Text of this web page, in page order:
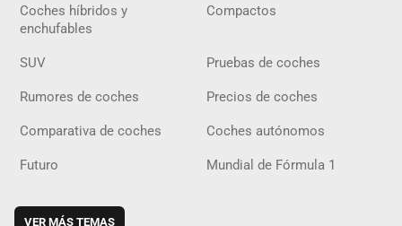
Coches híbridos y
enchufables
Compactos
SUV Pruebas de coches
Rumores de coches Precios de coches
Comparativa de coches Coches autónomos
Futuro Mundial de Fórmula 1
VER MÁS TEMAS